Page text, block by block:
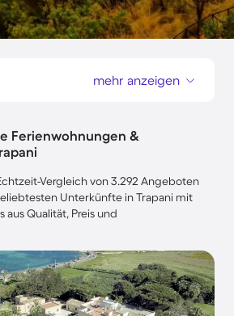
mehr anzeigen
Ferienwohnungen &
Vergleich von 3.292 Angeboten
Unterkünfte in Trapani mit
Qualität, Preis und